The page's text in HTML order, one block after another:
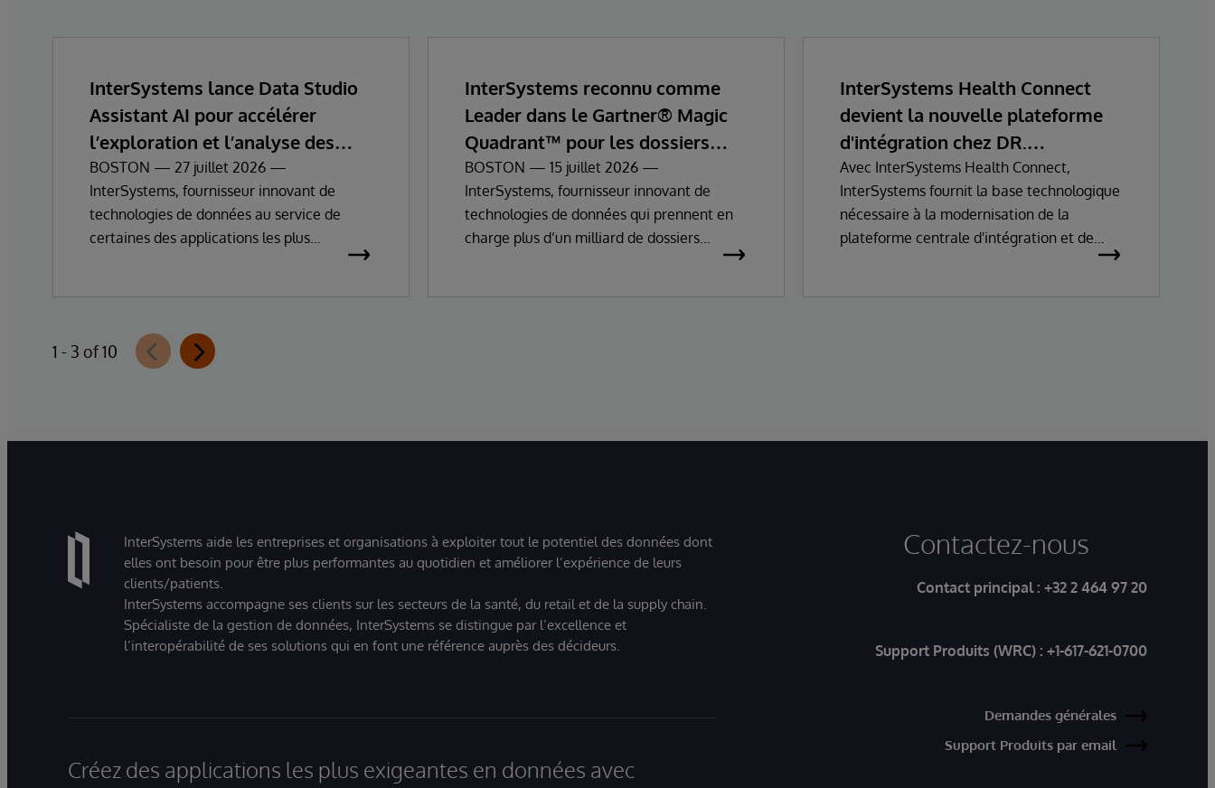
InterSystems lance Data Studio
Assistant AI pour accélérer
l’exploration et l’analyse des
données d’entreprise
BOSTON — 27 juillet 2026 —
InterSystems, fournisseur innovant de
technologies de données au service de
certaines des applications les plus
une nouvelle extension d’InterSystems
Data Studio alimentée par l’IA générative,
InterSystems reconnu comme
Leader dans le Gartner® Magic
Quadrant™ pour les dossiers
patients informatisés
BOSTON — 15 juillet 2026 —
InterSystems, fournisseur innovant de
technologies de données qui prennent en
charge plus d’un milliard de dossiers
InterSystems Health Connect
devient la nouvelle plateforme
d'intégration chez DR.
FONTHEIM
Avec InterSystems Health Connect,
InterSystems fournit la base technologique
nécessaire à la modernisation de la
plateforme centrale d'intégration et de
communication de DR. FONTHEIM. Dans le
1 - 3 of 10
InterSystems aide les entreprises et organisations à exploiter tout le potentiel des données dont
elles ont besoin pour être plus performantes au quotidien et améliorer l’expérience de leurs
clients/patients.
InterSystems accompagne ses clients sur les secteurs de la santé, du retail et de la supply chain.
Spécialiste de la gestion de données, InterSystems se distingue par l’excellence et
l’interopérabilité de ses solutions qui en font une référence auprès des décideurs.
Créez des applications les plus exigeantes en données avec
Contactez-nous
Contact principal : +32 2 464 97 20
Support Produits (WRC) : +1-617-621-0700
Demandes générales
Support Produits par email